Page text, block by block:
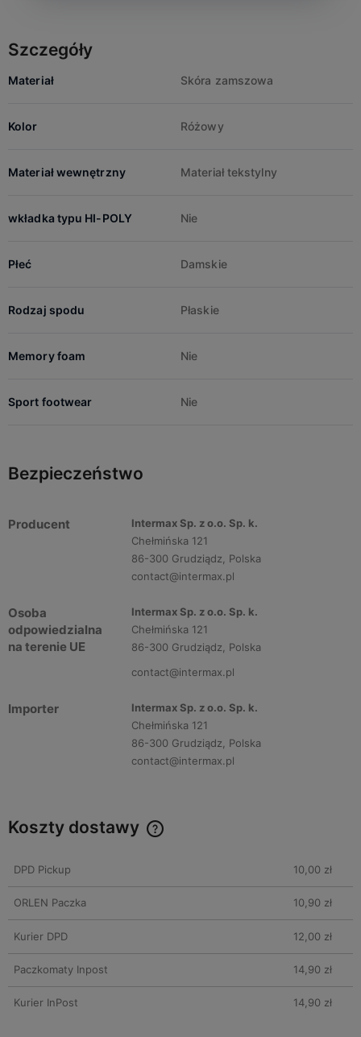
Szczegóły
Materiał Skóra zamszowa
Kolor Różowy
Materiał wewnętrzny Materiał tekstylny
wkładka typu HI-POLY Nie
Płeć Damskie
Rodzaj spodu Płaskie
Memory foam Nie
Sport footwear Nie
Bezpieczeństwo
Producent
Intermax Sp. z o.o. Sp. k.
Chełmińska 121
86-300 Grudziądz, Polska
contact@intermax.pl
Osoba
odpowiedzialna
na terenie UE
Intermax Sp. z o.o. Sp. k.
Chełmińska 121
86-300 Grudziądz, Polska
contact@intermax.pl
Importer
Intermax Sp. z o.o. Sp. k.
Chełmińska 121
86-300 Grudziądz, Polska
contact@intermax.pl
Koszty dostawy
DPD Pickup 10,00 zł
ORLEN Paczka 10,90 zł
Kurier DPD 12,00 zł
Paczkomaty Inpost 14,90 zł
Kurier InPost 14,90 zł